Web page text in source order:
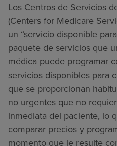
Los Centros de Servicios
(Centers for Medicare
un “servicio disponible
paquete de servicios que
médica puede programar
servicios disponibles para
que se proporcionan
no urgentes que no
inmediata del paciente, lo
comparar precios y
momento que le resulte